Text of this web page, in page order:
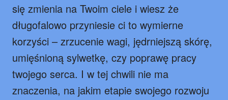
się zmienia na Twoim ciele i wiesz że
długofalowo przyniesie ci to wymierne
korzyści – zrzucenie wagi, jędrniejszą skórę,
umięśnioną sylwetkę, czy poprawę pracy
twojego serca. I w tej chwili nie ma
znaczenia, na jakim etapie swojego rozwoju